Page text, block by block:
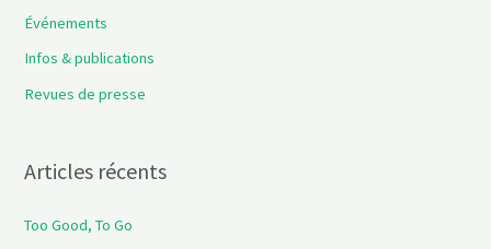
Événements
Infos & publications
Revues de presse
Articles récents
Too Good, To Go